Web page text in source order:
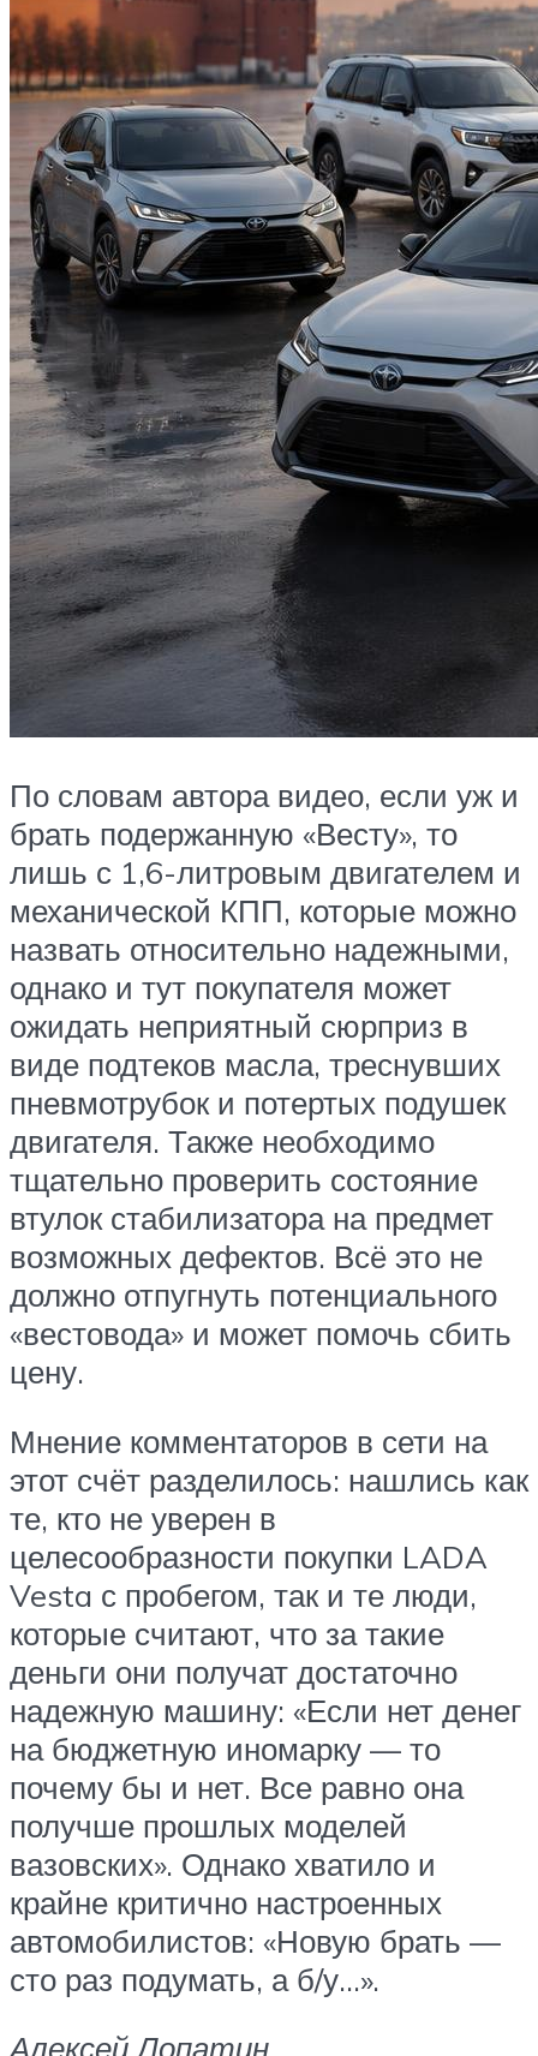
По словам автора видео, если уж и
брать подержанную «Весту», то
лишь с 1,6-литровым двигателем и
механической КПП, которые можно
назвать относительно надежными,
однако и тут покупателя может
ожидать неприятный сюрприз в
виде подтеков масла, треснувших
пневмотрубок и потертых подушек
двигателя. Также необходимо
тщательно проверить состояние
втулок стабилизатора на предмет
возможных дефектов. Всё это не
должно отпугнуть потенциального
«вестовода» и может помочь сбить
цену.
Мнение комментаторов в сети на
этот счёт разделилось: нашлись как
те, кто не уверен в
целесообразности покупки LADA
Vesta с пробегом, так и те люди,
которые считают, что за такие
деньги они получат достаточно
надежную машину: «Если нет денег
на бюджетную иномарку — то
почему бы и нет. Все равно она
получше прошлых моделей
вазовских». Однако хватило и
крайне критично настроенных
автомобилистов: «Новую брать —
сто раз подумать, а б/у…».
Алексей Лопатин